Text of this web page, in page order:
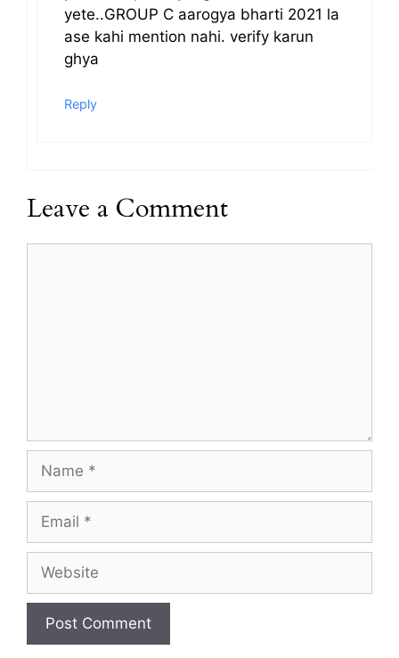
yete..GROUP C aarogya bharti 2021 la
ase kahi mention nahi. verify karun
ghya
Reply
Leave a Comment